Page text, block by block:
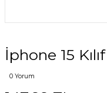
İphone 15
0 Yorum